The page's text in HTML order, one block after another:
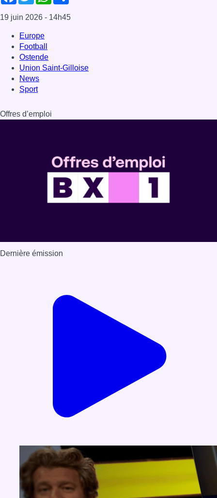
19 juin 2026 - 14h45
Europe
Football
Ostende
Union Saint-Gilloise
News
Sport
Offres d’emploi
Dernière émission